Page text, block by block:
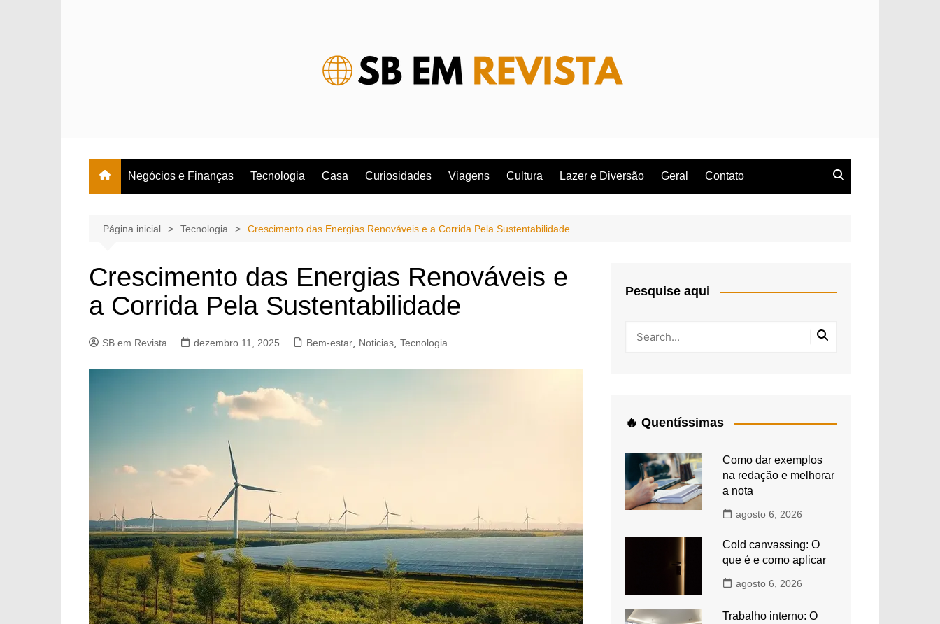
Negócios e Finanças Tecnologia Casa Curiosidades Viagens Cultura Lazer e Diversão Geral Contato
Página inicial Tecnologia Crescimento das Energias Renováveis e a Corrida Pela Sustentabilidade
Crescimento das Energias Renováveis e
a Corrida Pela Sustentabilidade
SB em Revista dezembro 11, 2025 Bem-estar Noticias Tecnologia
Pesquise aqui
🔥 Quentíssimas
Como dar exemplos
na redação e melhorar
a nota
agosto 6, 2026
Cold canvassing: O
que é e como aplicar
agosto 6, 2026
Trabalho interno: O